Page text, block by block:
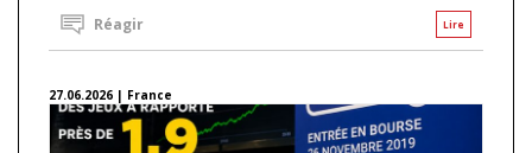
Lire
Réagir
27.06.2026 | France